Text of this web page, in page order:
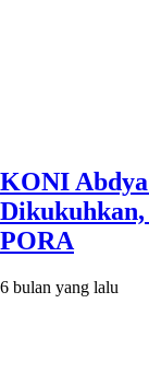
KONI Abdya
Dikukuhkan,
PORA
6 bulan yang lalu